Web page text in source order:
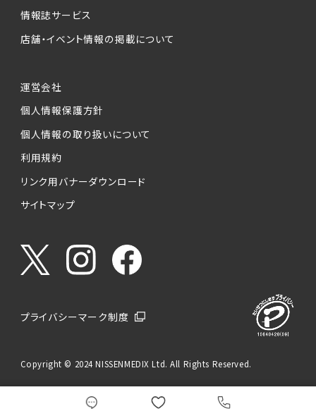
情報誌サービス
店舗・イベント情報の掲載について
運営会社
個人情報保護方針
個人情報の取り扱いについて
利用規約
リンク用バナーダウンロード
サイトマップ
プライバシーマーク制度
Copyright © 2024 NISSENMEDIX Ltd. All Rights Reserved.